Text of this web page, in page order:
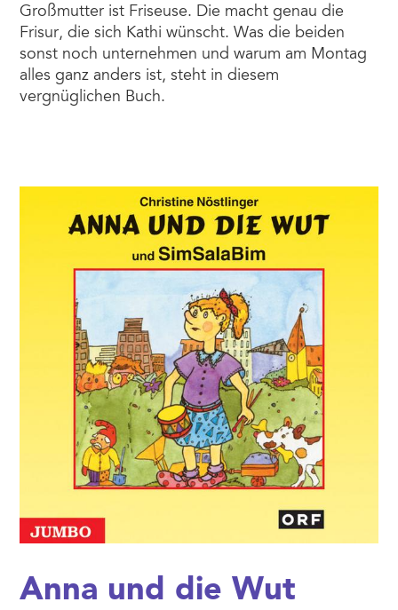
Großmutter ist Friseuse. Die macht genau die
Frisur, die sich Kathi wünscht. Was die beiden
sonst noch unternehmen und warum am Montag
alles ganz anders ist, steht in diesem
vergnüglichen Buch.
Anna und die Wut